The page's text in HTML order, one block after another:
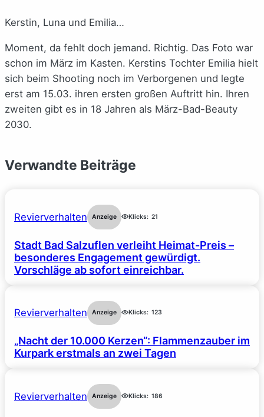
Kerstin, Luna und Emilia…
Moment, da fehlt doch jemand. Richtig. Das Foto war
schon im März im Kasten. Kerstins Tochter Emilia hielt
sich beim Shooting noch im Verborgenen und legte
erst am 15.03. ihren ersten großen Auftritt hin. Ihren
zweiten gibt es in 18 Jahren als März-Bad-Beauty
2030.
Verwandte Beiträge
Revierverhalten Anzeige Klicks: 21
Stadt Bad Salzuflen verleiht Heimat-Preis –
besonderes Engagement gewürdigt.
Vorschläge ab sofort einreichbar.
Revierverhalten Anzeige Klicks: 123
„Nacht der 10.000 Kerzen“: Flammenzauber im
Kurpark erstmals an zwei Tagen
Revierverhalten Anzeige Klicks: 186